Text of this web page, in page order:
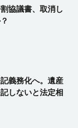
協議書、取消し
義務化へ。遺産
しないと法定相